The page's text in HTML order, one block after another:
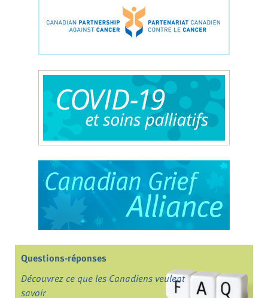
Questions-réponses
Découvrez ce que les Canadiens veulent
savoir